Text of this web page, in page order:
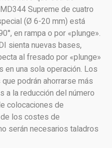
Supreme de cuatro
(Ø 6-20 mm) está
en rampa o por «plunge».
sienta nuevas bases,
al fresado por «plunge»
una sola operación. Los
podrán ahorrarse más
a la reducción del número
colocaciones de
los costes de
serán necesarios taladros